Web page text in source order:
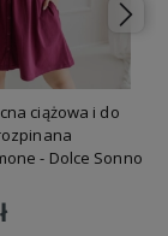
ciążowa i do
- Dolce Sonno